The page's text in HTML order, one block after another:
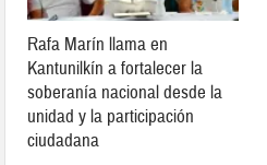
Rafa Marín llama en
Kantunilkín a fortalecer la
soberanía nacional desde la
unidad y la participación
ciudadana